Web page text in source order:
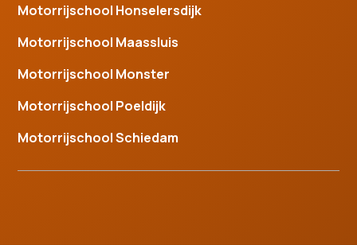
Motorrijschool Honselersdijk
Motorrijschool Maassluis
Motorrijschool Monster
Motorrijschool Poeldijk
Motorrijschool Schiedam